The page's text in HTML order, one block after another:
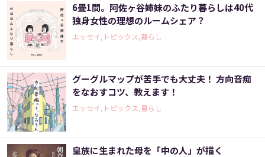
6畳1間。阿佐ヶ谷姉妹のふたり暮らしは40代
独身女性の理想のルームシェア？
エッセイ,トピックス,暮らし
グーグルマップが苦手でも大丈夫！ 方向音痴
をなおすコツ、教えます！
エッセイ,トピックス,暮らし
皇族に生まれた母を「中の人」が描く